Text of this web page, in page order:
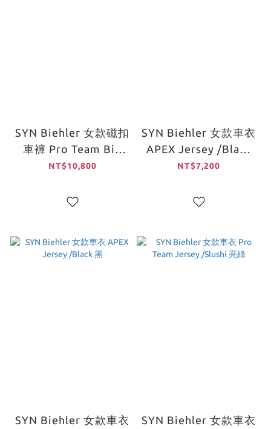
SYN Biehler 女款磁扣
車褲 Pro Team Bib
Shorts /Milky Way 白
NT$10,800
SYN Biehler 女款車衣
APEX Jersey /Black
黑
NT$7,200
SYN Biehler 女款車衣
SYN Biehler 女款車衣